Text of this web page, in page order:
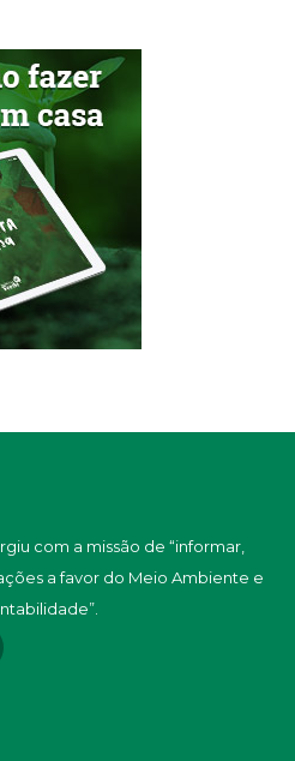
com a missão de “informar,
a favor do Meio Ambiente e